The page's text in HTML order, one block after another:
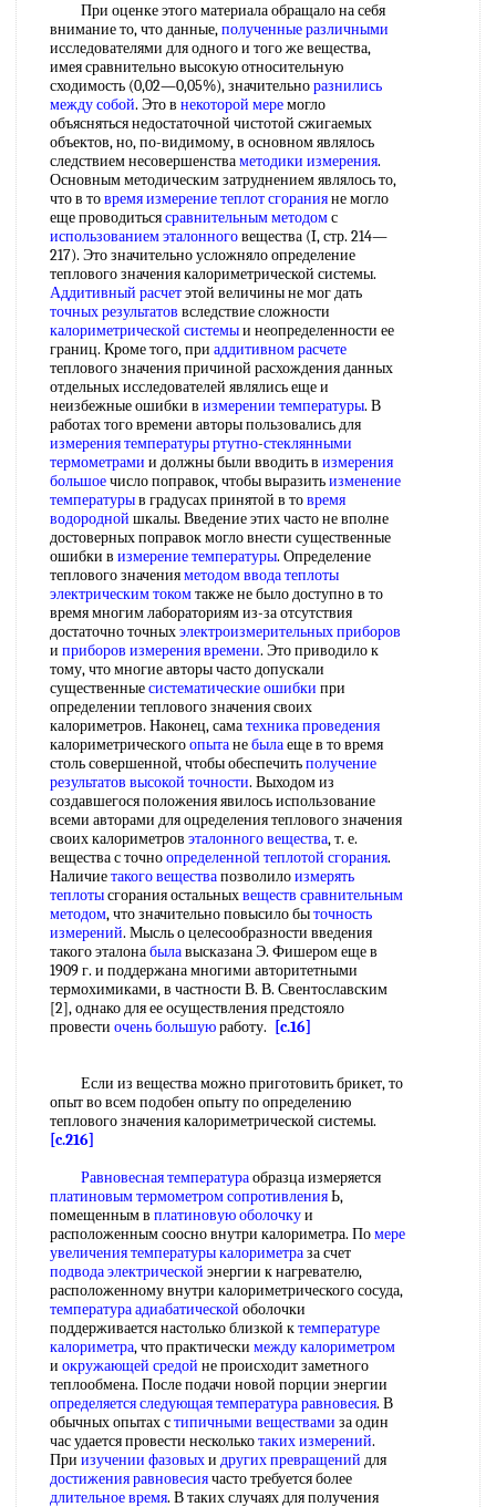
При оценке этого материала обращало на себя
внимание то, что данные,полученные различными
исследователями для одного и того же вещества,
имея сравнительно высокую относительную
сходимость (0,02—0,05%), значительноразнились
междусобой. Это в некоторой меремогло
объясняться недостаточной чистотой сжигаемых
объектов, но, по-видимому, в основном являлось
следствием несовершенстваметодики измерения.
Основным методическим затруднением являлось то,
что в товремя измерениетеплот сгоранияне могло
еще проводитьсясравнительным методомс
использованием эталонноговещества (I, стр. 214—
217). Это значительно усложняло определение
теплового значения калориметрической системы.
Аддитивный расчетэтой величины не мог дать
точных результатов вследствие сложности
калориметрической системыи неопределенности ее
границ. Кроме того, при аддитивном расчете
теплового значения причиной расхождения данных
отдельных исследователей являлись еще и
неизбежные ошибки в измерении температуры. В
работах того времени авторы пользовались для
измерения температуры ртутно-стеклянными
термометрами и должны были вводить в измерения
большоечисло поправок, чтобы выразитьизменение
температурыв градусах принятой в товремя
водородной шкалы. Введение этих часто не вполне
достоверных поправок могло внести существенные
ошибки в измерение температуры. Определение
теплового значенияметодом вводатеплоты
электрическим токомтакже не было доступно в то
время многим лабораториям из-за отсутствия
достаточно точныхэлектроизмерительных приборов
и приборов измерения времени. Это приводило к
тому, что многие авторы часто допускали
существенныесистематические ошибки при
определении теплового значения своих
калориметров. Наконец, саматехника проведения
калориметрическогоопытанебылаеще в то время
столь совершенной, чтобы обеспечитьполучение
результатов высокой точности. Выходом из
создавшегося положения явилось использование
всеми авторами для оцределения теплового значения
своих калориметров эталонного вещества, т. е.
вещества с точноопределенной теплотой сгорания.
Наличиетакого веществапозволилоизмерять
теплотысгорания остальныхвеществ сравнительным
методом, что значительно повысило быточность
измерений. Мысль о целесообразности введения
такого эталонабылавысказана Э. Фишером еще в
1909 г. и поддержана многими авторитетными
термохимиками, в частности В. В. Свентославским
[2], однако для ее осуществления предстояло
провести очень большуюработу. [c.16]
Если из вещества можно приготовить брикет, то
опыт во всем подобен опыту по определению
теплового значения калориметрической системы.
[c.216]
Равновесная температураобразца измеряется
платиновым термометром сопротивленияЬ,
помещенным в платиновую оболочкуи
расположенным соосно внутри калориметра. Помере
увеличениятемпературы калориметраза счет
подвода электрической энергии к нагревателю,
расположенному внутри калориметрического сосуда,
температура адиабатической оболочки
поддерживается настолько близкой ктемпературе
калориметра, что практически между калориметром
и окружающей средой не происходит заметного
теплообмена. После подачи новой порции энергии
определяется следующаятемпература равновесия. В
обычных опытах стипичными веществами за один
час удается провести несколькотаких измерений.
При изучении фазовыхи других превращений для
достижения равновесиячасто требуется более
длительное время. В таких случаях для получения